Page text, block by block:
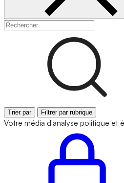
Trier par Filtrer par rubrique
Votre média d'analyse politique et